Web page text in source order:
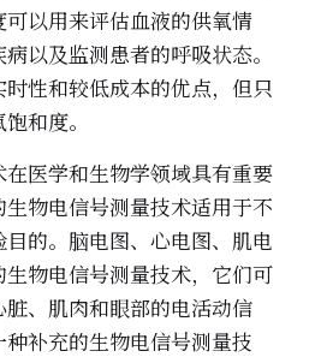
以用来评估血液的供氧情
以及监测患者的呼吸状态。
性和较低成本的优点，但只
和度。
医学和生物学领域具有重要
物电信号测量技术适用于不
的。脑电图、心电图、肌电
物电信号测量技术，它们可
、肌肉和眼部的电活动信
补充的生物电信号测量技